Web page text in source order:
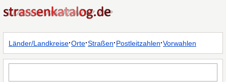
Länder/Landkreise·Orte·Straßen·Postleitzahlen·Vorwahlen